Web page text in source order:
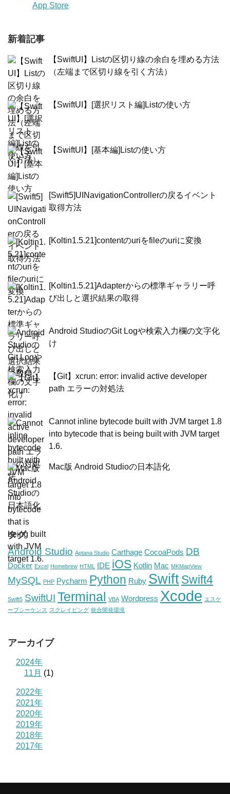
App Store
新着記事
【SwiftUI】Listの区切り線の余白を埋める方法
（左端まで区切り線を引く方法）
【SwiftUI】[選択リスト編]Listの使い方
【SwiftUI】[基本編]Listの使い方
[Swift5]UINavigationControllerの戻るイベント
取得方法
[Koltin1.5.21]contentのuriをfileのuriに変換
[Koltin1.5.21]Adapterからの標準ギャラリー呼
び出しと選択結果の取得
Android StudioのGit Logや検索入力欄の文字化
け
【Git】xcrun: error: invalid active developer
path エラーの対処法
Cannot inline bytecode built with JVM target 1.8
into bytecode that is being built with JVM target
1.6.
Mac版 Android Studioの日本語化
タグ
Android Studio Aptana Studio Carthage CocoaPods DB
Docker Excel Homebrew HTML IDE iOS Kotlin Mac MKMapView
MySQL PHP Pycharm Python Ruby SwiftSwift4
Swift5 SwiftUI Terminal VBA Wordpress Xcode エスケ
ープシーケンス スクレイピング 統合開発環境
アーカイブ
2024年
11月 (1)
2022年
2021年
2020年
2019年
2018年
2017年